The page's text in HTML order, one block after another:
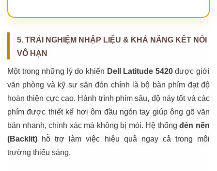
5. TRẢI NGHIỆM NHẬP LIỆU & KHẢ NĂNG KẾT NỐI
VÔ HẠN
Một trong những lý do khiến Dell Latitude 5420được giới
văn phòng và kỹ sư săn đón chính là bộ bàn phím đạt độ
hoàn thiện cực cao. Hành trình phím sâu, độ nảy tốt và các
phím được thiết kế hơi ôm đầu ngón tay giúp ông gõ văn
bản nhanh, chính xác mà không bị mỏi. Hệ thốngđèn nền
(Backlit) hỗ trợ làm việc hiệu quả ngay cả trong môi
trường thiếu sáng.